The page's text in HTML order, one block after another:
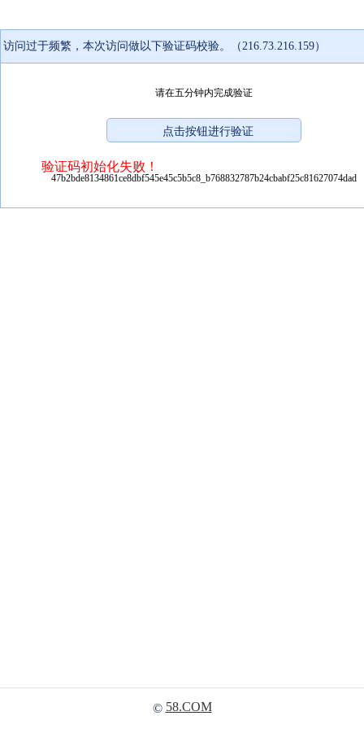
访问过于频繁，本次访问做以下验证码校验。（216.73.216.159）
请在五分钟内完成验证
验证码初始化失败！
47b2bde8134861ce8dbf545e45c5b5c8_b768832787b24cbabf25c81627074dad
© 58.COM